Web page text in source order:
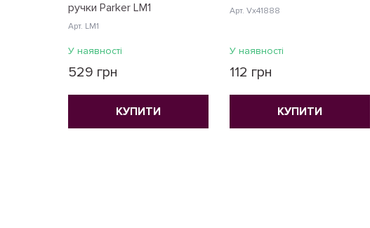
ручки Parker LM1
Арт. LM1
У наявності
529 грн
КУПИТИ
Арт. Vx41888
У наявності
112 грн
КУПИТИ